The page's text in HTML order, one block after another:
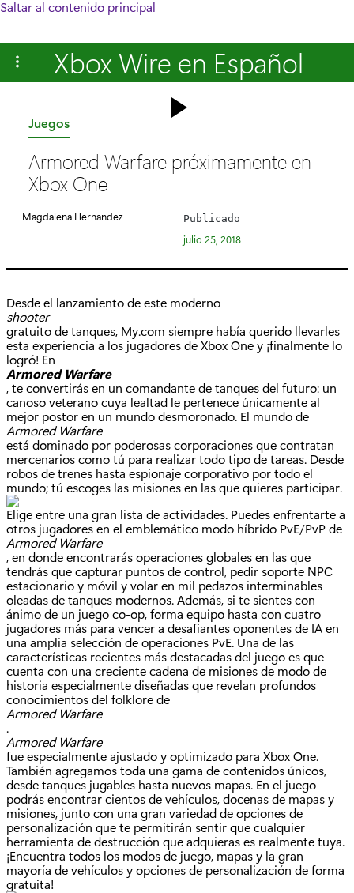
Saltar al contenido principal
Xbox Wire en Español
C
t
e
í
:
Juegos
Armored Warfare próximamente en
Xbox One
Magdalena Hernandez Publicado
julio 25, 2018
Desde el lanzamiento de este moderno
shooter
gratuito de tanques, My.com siempre había querido llevarles
esta experiencia a los jugadores de Xbox One y ¡finalmente lo
logró! En
Armored Warfare
, te convertirás en un comandante de tanques del futuro: un
canoso veterano cuya lealtad le pertenece únicamente al
mejor postor en un mundo desmoronado. El mundo de
Armored Warfare
está dominado por poderosas corporaciones que contratan
mercenarios como tú para realizar todo tipo de tareas. Desde
robos de trenes hasta espionaje corporativo por todo el
mundo; tú escoges las misiones en las que quieres participar.
Elige entre una gran lista de actividades. Puedes enfrentarte a
otros jugadores en el emblemático modo híbrido PvE/PvP de
Armored Warfare
, en donde encontrarás operaciones globales en las que
tendrás que capturar puntos de control, pedir soporte NPC
estacionario y móvil y volar en mil pedazos interminables
oleadas de tanques modernos. Además, si te sientes con
ánimo de un juego co-op, forma equipo hasta con cuatro
jugadores más para vencer a desafiantes oponentes de IA en
una amplia selección de operaciones PvE. Una de las
características recientes más destacadas del juego es que
cuenta con una creciente cadena de misiones de modo de
historia especialmente diseñadas que revelan profundos
conocimientos del folklore de
Armored Warfare
.
Armored Warfare
fue especialmente ajustado y optimizado para Xbox One.
También agregamos toda una gama de contenidos únicos,
desde tanques jugables hasta nuevos mapas. En el juego
podrás encontrar cientos de vehículos, docenas de mapas y
misiones, junto con una gran variedad de opciones de
personalización que te permitirán sentir que cualquier
herramienta de destrucción que adquieras es realmente tuya.
¡Encuentra todos los modos de juego, mapas y la gran
mayoría de vehículos y opciones de personalización de forma
gratuita!